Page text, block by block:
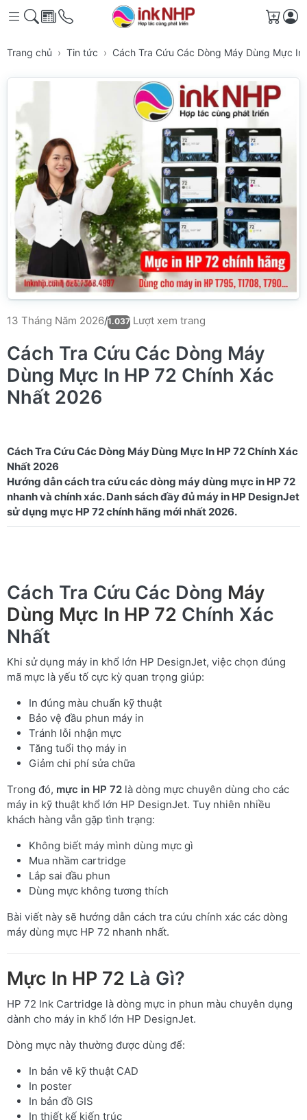
Giỏ
Trang chủ Tin tức Cách Tra Cứu Các Dòng Máy Dùng Mực
13 Tháng Năm 2026/1.037 Lượt xem trang
Cách Tra Cứu Các Dòng Máy
Dùng Mực In HP 72 Chính Xác
Nhất 2026
Cách Tra Cứu Các Dòng Máy Dùng Mực In HP 72 Chính Xác
Nhất 2026
Hướng dẫn cách tra cứu các dòng máy dùng mực in HP 72
nhanh và chính xác. Danh sách đầy đủ máy in HP DesignJet
Cách Tra Cứu Các Dòng Máy
Dùng Mực In HP 72 Chính Xác
Nhất
Khi sử dụng máy in khổ lớn HP DesignJet, việc chọn đúng
mã mực là yếu tố cực kỳ quan trọng giúp:
In đúng màu chuẩn kỹ thuật
Bảo vệ đầu phun máy in
Tránh lỗi nhận mực
Tăng tuổi thọ máy in
Giảm chi phí sửa chữa
Trong đó, mực in HP 72 là dòng mực chuyên dùng cho các
máy in kỹ thuật khổ lớn HP DesignJet. Tuy nhiên nhiều
khách hàng vẫn gặp tình trạng:
Không biết máy mình dùng mực gì
Mua nhầm cartridge
Lắp sai đầu phun
Dùng mực không tương thích
Bài viết này sẽ hướng dẫn cách tra cứu chính xác các dòng
máy dùng mực HP 72 nhanh nhất.
Mực In HP 72 Là Gì?
HP 72 Ink Cartridge là dòng mực in phun màu chuyên dụng
dành cho máy in khổ lớn HP DesignJet.
Dòng mực này thường được dùng để:
In bản vẽ kỹ thuật CAD
In poster
In bản đồ GIS
In thiết kế kiến trúc